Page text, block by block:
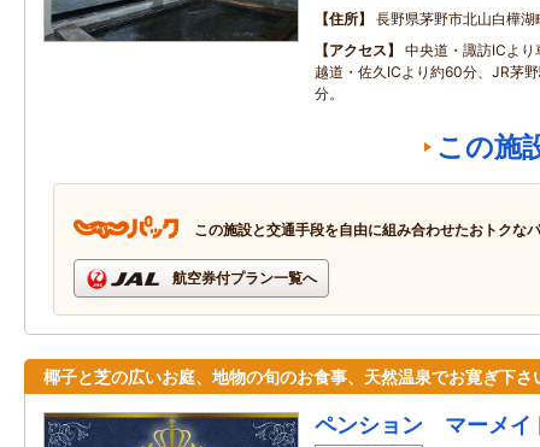
住所
長野県茅野市北山白樺湖
アクセス
中央道・諏訪ICよ
越道・佐久ICより約60分、JR茅
分。
この施
この施設と交通手段を自由に組み合わせたおトクな
航空券付プラン一覧へ
椰子と芝の広いお庭、地物の旬のお食事、天然温泉でお寛ぎ下さ
ペンション マーメイ